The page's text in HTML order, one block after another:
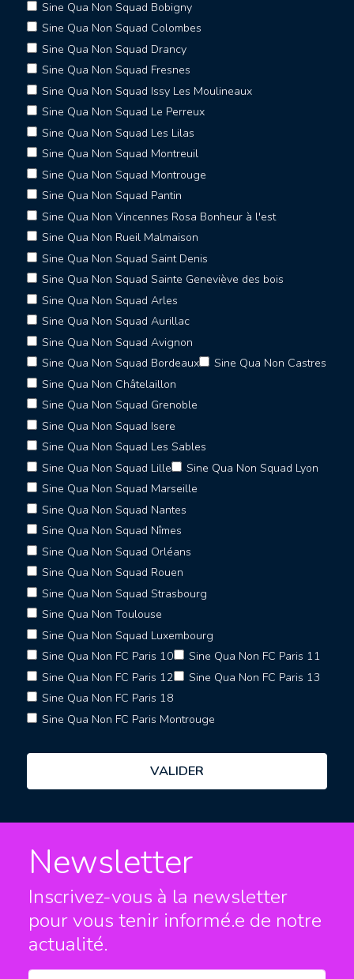
Sine Qua Non Squad Bobigny
Sine Qua Non Squad Colombes
Sine Qua Non Squad Drancy
Sine Qua Non Squad Fresnes
Sine Qua Non Squad Issy Les Moulineaux
Sine Qua Non Squad Le Perreux
Sine Qua Non Squad Les Lilas
Sine Qua Non Squad Montreuil
Sine Qua Non Squad Montrouge
Sine Qua Non Squad Pantin
Sine Qua Non Vincennes Rosa Bonheur à l'est
Sine Qua Non Rueil Malmaison
Sine Qua Non Squad Saint Denis
Sine Qua Non Squad Sainte Geneviève des bois
Sine Qua Non Squad Arles
Sine Qua Non Squad Aurillac
Sine Qua Non Squad Avignon
Sine Qua Non Squad Bordeaux
Sine Qua Non Castres
Sine Qua Non Châtelaillon
Sine Qua Non Squad Grenoble
Sine Qua Non Squad Isere
Sine Qua Non Squad Les Sables
Sine Qua Non Squad Lille
Sine Qua Non Squad Lyon
Sine Qua Non Squad Marseille
Sine Qua Non Squad Nantes
Sine Qua Non Squad Nîmes
Sine Qua Non Squad Orléans
Sine Qua Non Squad Rouen
Sine Qua Non Squad Strasbourg
Sine Qua Non Toulouse
Sine Qua Non Squad Luxembourg
Sine Qua Non FC Paris 10
Sine Qua Non FC Paris 11
Sine Qua Non FC Paris 12
Sine Qua Non FC Paris 13
Sine Qua Non FC Paris 18
Sine Qua Non FC Paris Montrouge
Newsletter
Inscrivez-vous à la newsletter
pour vous tenir informé.e de notre
actualité.